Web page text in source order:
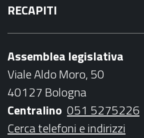
c
e
k
i
t
t
a
m
t
b
e
l
RECAPITI
Assemblea legislativa
Viale Aldo Moro, 50
40127 Bologna
Centralino 051 5275226
Cerca telefoni e indirizzi